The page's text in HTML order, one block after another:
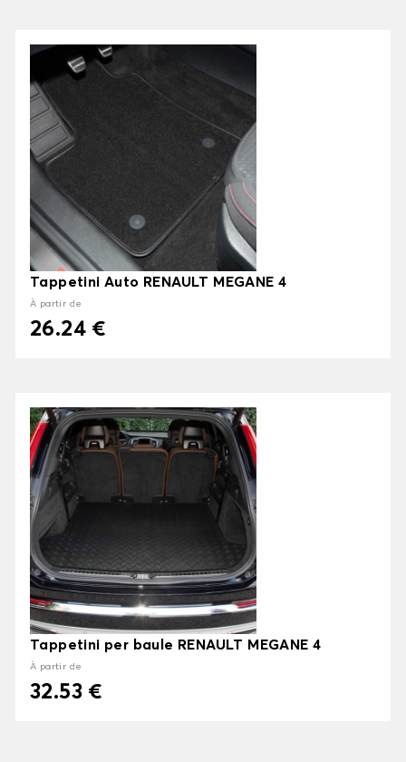
Tappetini Auto RENAULT MEGANE 4
À partir de
26.24 €
Tappetini per baule RENAULT MEGANE 4
À partir de
32.53 €